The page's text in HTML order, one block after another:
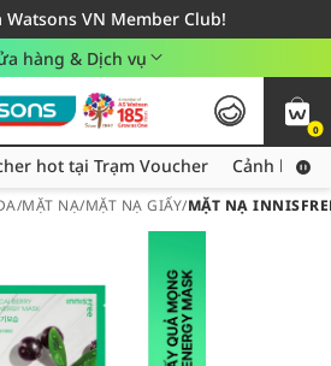
Watsons VN Member Club!
hàng cho đơn hàng từ 249,000Đ
- Áp dụng khu vực TP. Hồ Chí Minh
hàng & Dịch vụ
0
Thu thập thêm voucher hot tại Trạm Voucher
hot tại Trạm Voucher Cảnh báo
/MẶT NẠ/MẶT NẠ GIẤY/MẶT NẠ